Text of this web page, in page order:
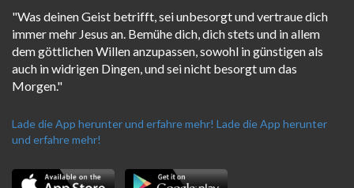
"Was deinen Geist betrifft, sei unbesorgt und vertraue dich
immer mehr Jesus an. Bemühe dich, dich stets und in allem
dem göttlichen Willen anzupassen, sowohl in günstigen als
auch in widrigen Dingen, und sei nicht besorgt um das
Morgen."
Lade die App herunter und erfahre mehr! Lade die App herunter
und erfahre mehr!